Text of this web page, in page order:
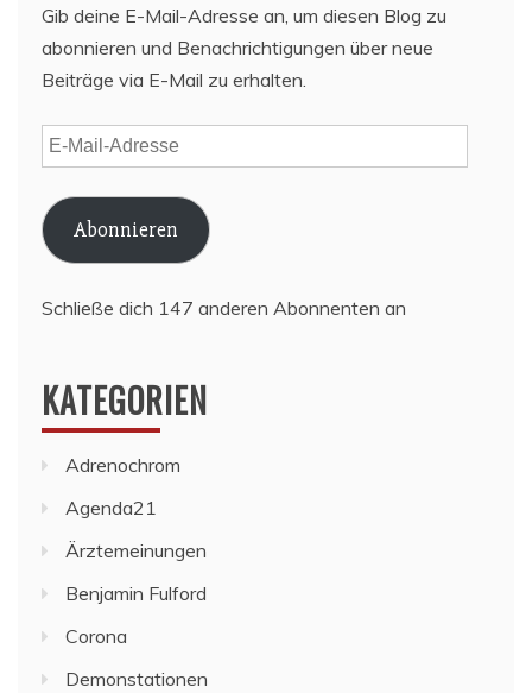
Gib deine E-Mail-Adresse an, um diesen Blog zu
abonnieren und Benachrichtigungen über neue
Beiträge via E-Mail zu erhalten.
E-
Mail-
Adresse
Abonnieren
Schließe dich 147 anderen Abonnenten an
KATEGORIEN
Adrenochrom
Agenda21
Ärztemeinungen
Benjamin Fulford
Corona
Demonstationen